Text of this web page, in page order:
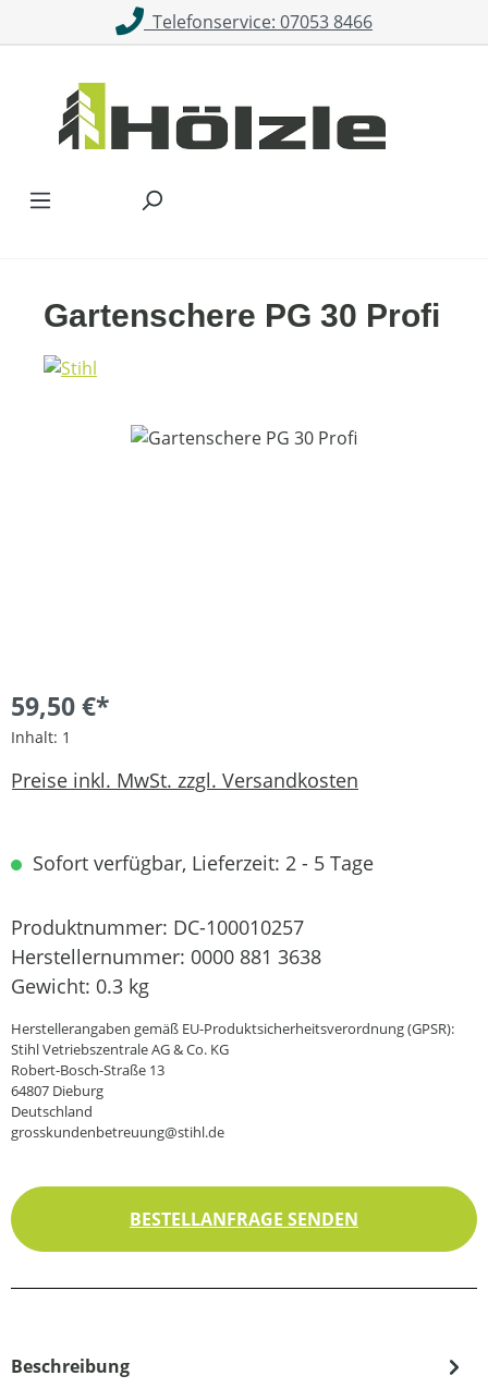
Zum Hauptinhalt springenTelefonservice: 07053 8466
Gartenschere PG 30 Profi
Bildergalerie überspringen
59,50 €*
Inhalt: 1
Preise inkl. MwSt. zzgl. Versandkosten
Sofort verfügbar, Lieferzeit: 2 - 5 Tage
Produktnummer: DC-100010257
Herstellernummer: 0000 881 3638
Gewicht: 0.3 kg
Herstellerangaben gemäß EU-Produktsicherheitsverordnung (GPSR):
Stihl Vetriebszentrale AG & Co. KG
Robert-Bosch-Straße 13
64807 Dieburg
Deutschland
grosskundenbetreuung@stihl.de
BESTELLANFRAGE SENDEN
Beschreibung